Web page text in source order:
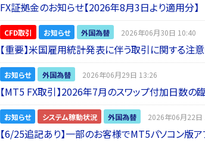
FX証拠金のお知らせ【2026年8月3日より適用分】
CFD取引 お知らせ 外国為替 2026年06月30日 10:40
【重要】米国雇用統計発表に伴う取引に関する注
お知らせ 外国為替 2026年06月29日 13:26
【MT5 FX取引】2026年7月のスワップ付加日数の
お知らせ システム稼動状況 外国為替 2026年06月22日
【6/25追記あり】一部のお客様でMT5パソコン版